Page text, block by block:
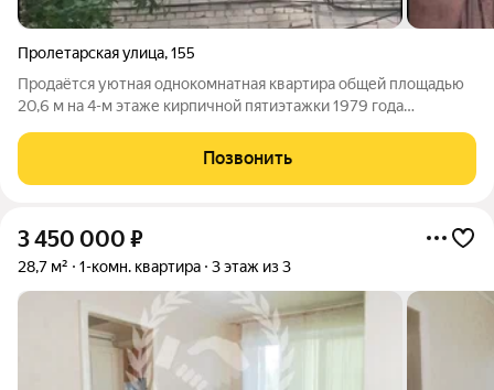
Пролетарская улица,155
Продаётся уютная однокомнатная квартира общей площадью
20,6 м на 4-м этаже кирпичной пятиэтажки 1979 года
спокойствие. Просторная кухня 15,6 м отличная возможность
для комфортного
Позвонить
3 450 000 ₽
28,7 м² 1-комн. квартира 3 этаж из 3